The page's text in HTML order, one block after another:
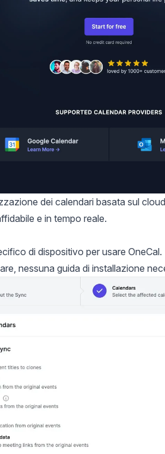
dei calendari basata sul
e in tempo reale.
di dispositivo per usare
nessuna guida di installazione